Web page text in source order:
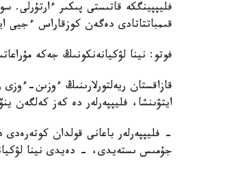
فليپپينگكە قاتىستى پىكىر
قىمباتتاتادى دەگەن كوزقاراس ءجيى
فوتو: نينا لۋكيانەنكونىڭ جەكە
قازاقستان ريەلتورلارىنىڭ ءوزىن-
ايتۋىنشا، فليپپەرلەر دە كەز كەلگەن
- فليپپەرلەر باعانى قولدان
جۇمىس ىستەيدى، - دەيدى نينا